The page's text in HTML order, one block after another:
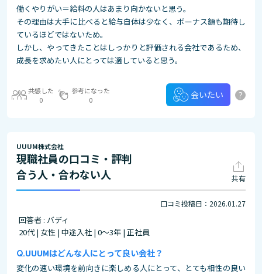
働くやりがい＝給料の人はあまり向かないと思う。
その理由は大手に比べると給与自体は少なく、ボーナス額も期待し
ているほどではないため。
しかし、やってきたことはしっかりと評価される会社であるため、
成長を求めたい人にとっては適していると思う。
共感した
0
参考になった
0
会いたい ?
UUUM株式会社
現職社員の口コミ・評判
合う人・合わない人
共有
口コミ投稿日：2026.01.27
回答者 : バディ
20代 | 女性 | 中途入社 | 0～3年 | 正社員
UUUMはどんな人にとって良い会社？
変化の速い環境を前向きに楽しめる人にとって、とても相性の良い